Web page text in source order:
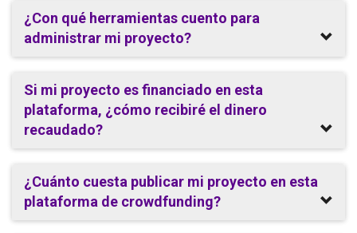
¿Con qué herramientas cuento para
administrar mi proyecto?
Si mi proyecto es financiado en esta
plataforma, ¿cómo recibiré el dinero
recaudado?
¿Cuánto cuesta publicar mi proyecto en esta
plataforma de crowdfunding?